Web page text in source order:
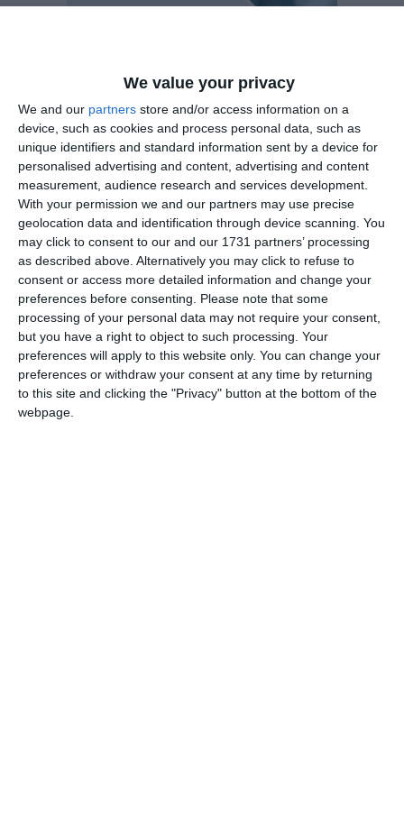
We value your privacy
We and our partners store and/or access information on a
device, such as cookies and process personal data, such as
unique identifiers and standard information sent by a device for
personalised advertising and content, advertising and content
measurement, audience research and services development.
With your permission we and our partners may use precise
geolocation data and identification through device scanning. You
may click to consent to our and our 1731 partners’ processing
as described above. Alternatively you may click to refuse to
consent or access more detailed information and change your
preferences before consenting.
Please note that some
processing of your personal data may not require your consent,
but you have a right to object to such processing. Your
preferences will apply to this website only. You can change your
preferences or withdraw your consent at any time by returning
to this site and clicking the "Privacy" button at the bottom of the
webpage.
Potrivit calendarului aprobat de Birourile permanente ale
Camerei Deputaților și Senatului pentru dezbaterea legii
bugetului de stat și a legii bugetului asigurărilor sociale,
termenul de depunere a amendamentelor este luni, ora
16,00. Ședințele comisiilor avizatoare vor avea loc marți,
între orele 8,00 și 10,00, iar ședința comisiilor reunite de
buget, marți de la ora 10,30 și miercuri de la ora 10,00.
Comisiile de buget au termen pentru depunerea rapoartelor
comune până miercuri, la ora 13,00.
Agerpres.ro
Citește și,